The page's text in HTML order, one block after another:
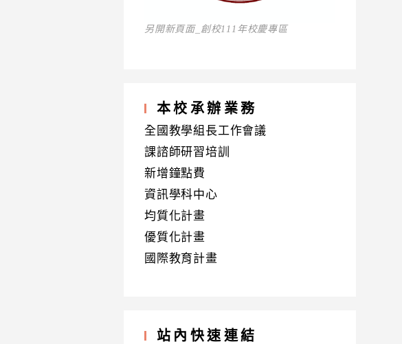
另開新頁面_創校111年校慶專區
本校承辦業務
全國教學組長工作會議
課諮師研習培訓
新增鐘點費
資訊學科中心
均質化計畫
優質化計畫
國際教育計畫
站內快速連結